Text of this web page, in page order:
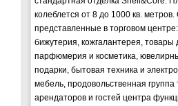
колеблется от 8 до 1000 кв.
представленные в торговом
бижутерия, кожгалантерея, товары
парфюмерия и косметика,
подарки, бытовая техника и
мебель, продовольственная
арендаторов и гостей центра